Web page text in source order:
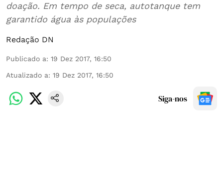
doação. Em tempo de seca, autotanque tem
garantido água às populações
Redação DN
Publicado a: 19 Dez 2017, 16:50
Atualizado a: 19 Dez 2017, 16:50
Siga-nos